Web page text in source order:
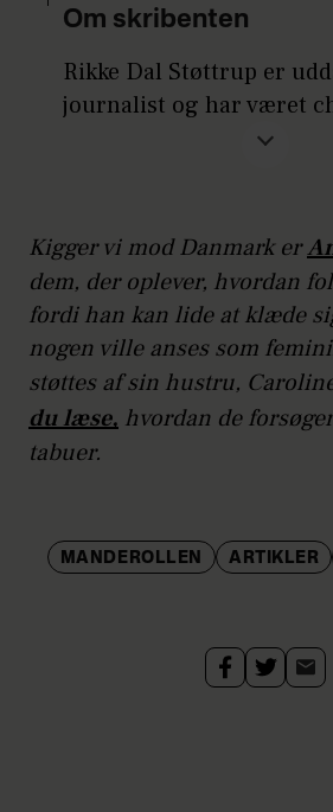
Om skribenten
Rikke Dal Støttrup er
journalist og har været
på ALT for damerne
Kigger vi mod Danmark er
dem, der oplever, hvordan
fordi han kan lide at klæde
nogen ville anses som
støttes af sin hustru,
du læse, hvordan de
tabuer.
MANDEROLLEN ARTIKLER